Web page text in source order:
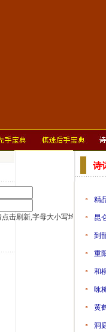
诗
精
昆
到
重
和
咏
黄
洞